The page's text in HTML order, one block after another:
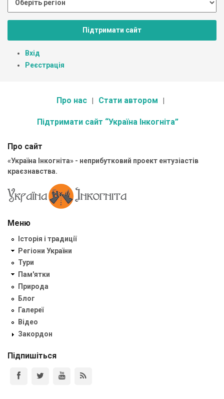
Підтримати сайт
Вхід
Реєстрація
Про нас Стати автором
Підтримати сайт “Україна Інкогніта”
Про сайт
«Україна Інкогніта» - неприбутковий проект ентузіастів
краєзнавства.
Меню
Історія і традиції
Регіони України
Тури
Пам'ятки
Природа
Блог
Галереї
Відео
Закордон
Підпишіться